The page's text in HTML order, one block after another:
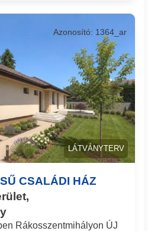
LÁTVÁNYTERV
CSALÁDI HÁZ
Azonosító: 1364_ar
Rákosszentmihályon ÚJ